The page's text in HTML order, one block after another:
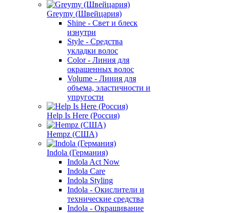
Greymy (Швейцария)
Shine - Свет и блеск
изнутри
Style - Средства
укладки волос
Color - Линия для
окрашенных волос
Volume - Линия для
объема, эластичности и
упругости
Help Is Here (Россия)
Hempz (США)
Indola (Германия)
Indola Act Now
Indola Care
Indola Styling
Indola - Окислители и
технические средства
Indola - Окрашивание